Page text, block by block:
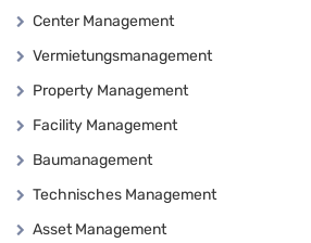
Center Management
Vermietungsmanagement
Property Management
Facility Management
Baumanagement
Technisches Management
Asset Management